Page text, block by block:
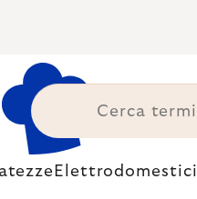
Elettrodomestici